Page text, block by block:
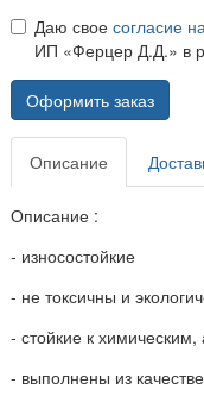
Даю свое согласие
ИП «Ферцер Д.Д.» в
Оформить заказ
Описание
Описание :
- износостойкие
- не токсичны и
- стойкие к
- выполнены из